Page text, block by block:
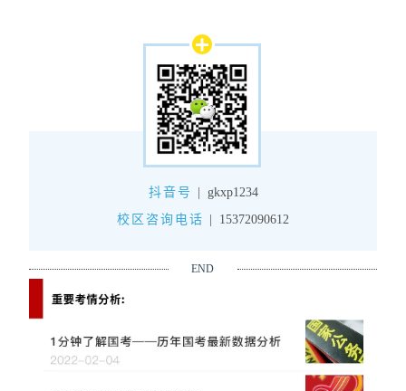
抖音号
gkxp1234
校区咨询电话
15372090612
END